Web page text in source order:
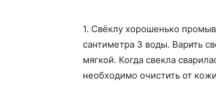
1. Свёклу хорошенько
сантиметра 3 воды. Варить
мягкой. Когда свекла
необходимо очистить от